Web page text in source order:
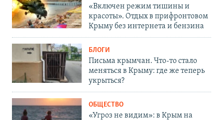
«Включен режим тишины и
красоты». Отдых в прифронтовом
Крыму без интернета и бензина
БЛОГИ
Письма крымчан. Что-то стало
меняться в Крыму: где же теперь
укрыться?
ОБЩЕСТВО
«Угроз не видим»: в Крым на